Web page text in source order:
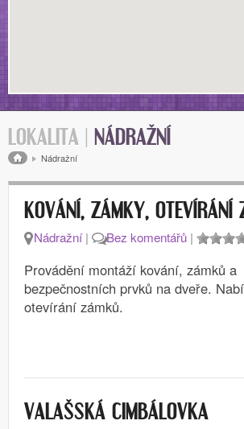
LOKALITA | NÁDRAŽNÍ
Drobečková navigace
Nádražní
KOVÁNÍ, ZÁMKY, OTEVÍRÁNÍ
Nádražní| Bez komentářů |
Provádění montáží kování, zámků a
bezpečnostních prvků na dveře.
otevírání zámků.
VALAŠSKÁ CIMBÁLOVKA